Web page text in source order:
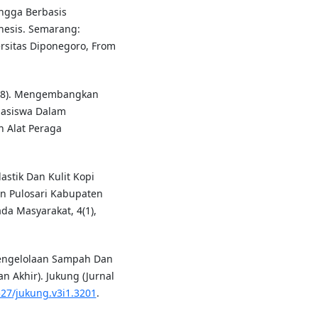
Berbasis
Semarang:
Diponegoro, From
Mengembangkan
Dalam
Alat Peraga
Dan Kulit Kopi
Pulosari Kabupaten
Masyarakat, 4(1),
Sampah Dan
Akhir). Jukung (Jurnal
jukung.v3i1.3201 .